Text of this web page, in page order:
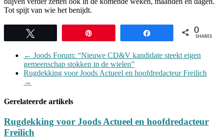
Tot spijt van wie het benijdt.
0
SHARES
← Joods Forum: “Nieuwe CD&V kandidate steekt eigen
gemeenschap stokken in de wielen”
Rugdekking voor Joods Actueel en hoofdredacteur Freilich
→
Gerelateerde artikels
Rugdekking voor Joods Actueel en hoofdredacteur
Freilich